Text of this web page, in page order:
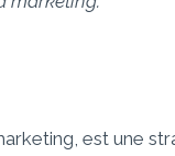
est une